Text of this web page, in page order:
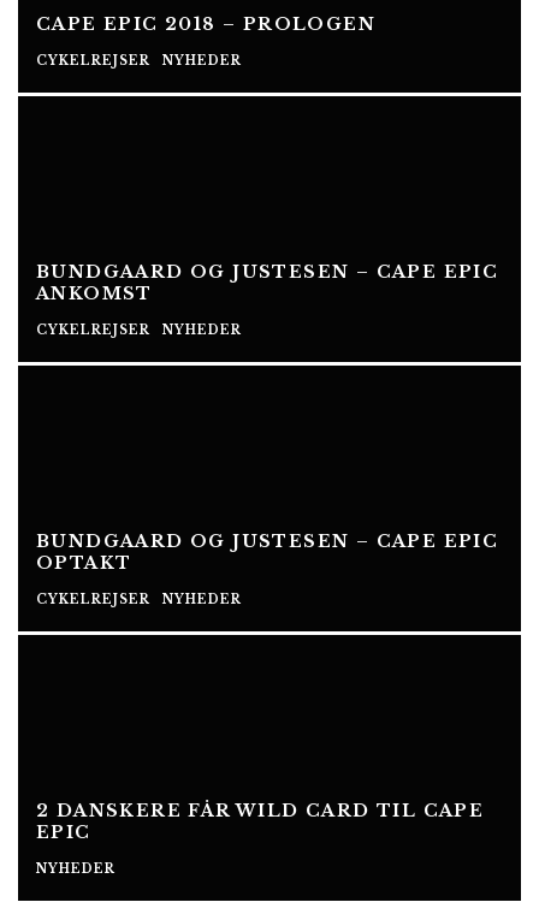
CAPE EPIC 2018 – PROLOGEN
CYKELREJSER NYHEDER
BUNDGAARD OG JUSTESEN – CAPE EPIC
ANKOMST
CYKELREJSER NYHEDER
BUNDGAARD OG JUSTESEN – CAPE EPIC
OPTAKT
CYKELREJSER NYHEDER
2 DANSKERE FÅR WILD CARD TIL CAPE
EPIC
NYHEDER